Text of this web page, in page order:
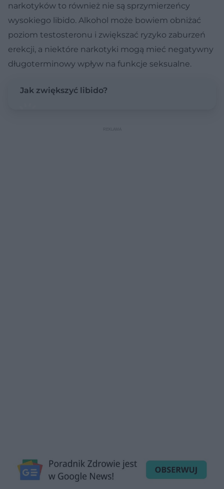
narkotyków to również nie są sprzymierzeńcy
wysokiego libido. Alkohol może bowiem obniżać
poziom testosteronu i zwiększać ryzyko zaburzeń
erekcji, a niektóre narkotyki mogą mieć negatywny
długoterminowy wpływ na funkcje seksualne.
Jak zwiększyć libido?